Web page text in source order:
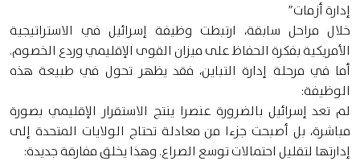
إدارة أزمات”
خلال مراحل سابقة، ارتبطت وظيفة إسرائيل في الاستراتيجية
الأمريكية بفكرة الحفاظ على ميزان القوى الإقليمي وردع الخصوم.
أما في مرحلة إدارة التباين، فقد يظهر تحول في طبيعة هذه
الوظيفة:
لم تعد إسرائيل بالضرورة عنصرا ينتج الاستقرار الإقليمي بصورة
مباشرة، بل أصبحت جزءا من معادلة تحتاج الولايات المتحدة إلى
إدارتها لتقليل احتمالات توسع الصراع. وهذا يخلق مفارقة جديدة: